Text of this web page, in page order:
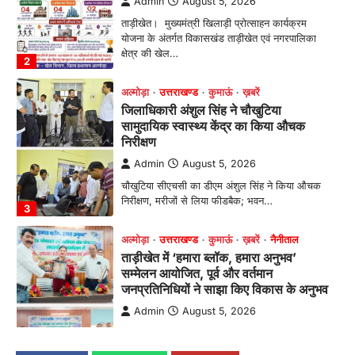
3
Admin August 5, 2026
चौखुटिया सीएचसी का डीएम अंशुल सिंह ने किया औचक
निरीक्षण, मरीजों से लिया फीडबैक; भवन…
4
अल्मोड़ा उत्तराखण्ड कुमाऊं ख़बरें
ताड़ीखेत में ‘हमारा ब्लॉक, हमारा अनुभव’
सम्मेलन आयोजित, पूर्व और वर्तमान
जनप्रतिनिधियों ने साझा किए विकास के अनुभव
Admin August 5, 2026
विकासखण्ड ताड़ीखेत में "हमारा ब्लॉक, हमारा अनुभव"
सम्मेलन का आयोजन। ब्लॉक प्रमुख बबली मेहरा बोलीं—
अल्मोड़ा उत्तराखण्ड कुमाऊं ख़बरें
चौखुटिया में सेवा पखवाड़ा शिविर: 954 लोगों ने
लिया लाभ, 191 में से 182 शिकायतों का मौके
पर हुआ निस्तारण
तड़ागताल में आयोजित सेवा पखवाड़ा शिविर में 954 लोगों